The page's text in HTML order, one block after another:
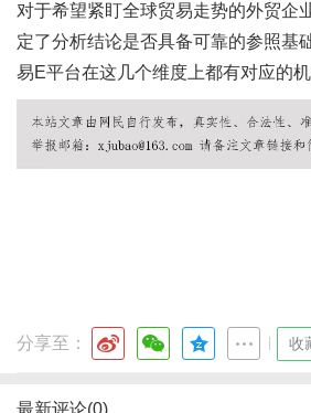
对于希望紧盯全球贸易走势的外贸企
定了分析结论是否具备可靠的参照基
易E平台在这几个维度上都有对应的
分享至： 收
最新评论(0)